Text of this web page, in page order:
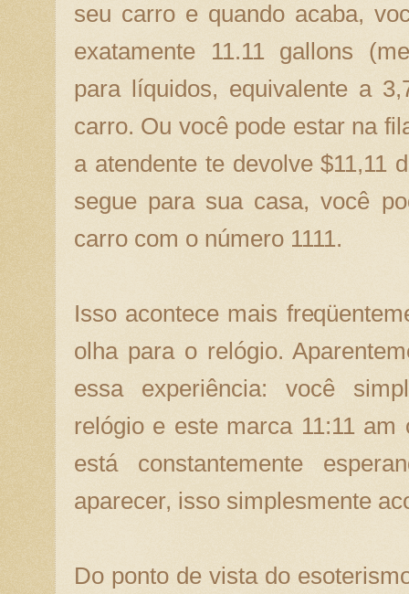
seu carro e quando acaba,
exatamente 11.11 gallons
para líquidos, equivalente a
carro. Ou você pode estar na
a atendente te devolve $11,11
segue para sua casa, você
carro com o número 1111.
Isso acontece mais
olha para o relógio.
essa experiência: você
relógio e este marca 11:11
está constantemente
aparecer, isso simplesmente
Do ponto de vista do